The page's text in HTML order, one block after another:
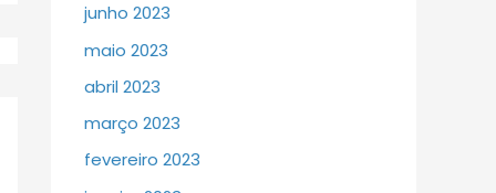
junho 2023
maio 2023
abril 2023
março 2023
fevereiro 2023